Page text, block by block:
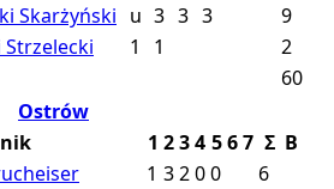
Skarżyński u 3 3 3
9
Strzelecki 1 1
2
60
Ostrów
1 234 5 67 Σ B
1 3200
6